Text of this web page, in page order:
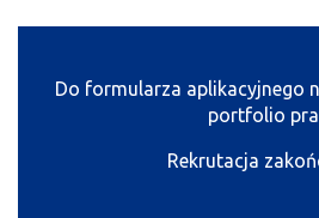
Do formularza aplikacyjnego
portfolio
Rekrutacja